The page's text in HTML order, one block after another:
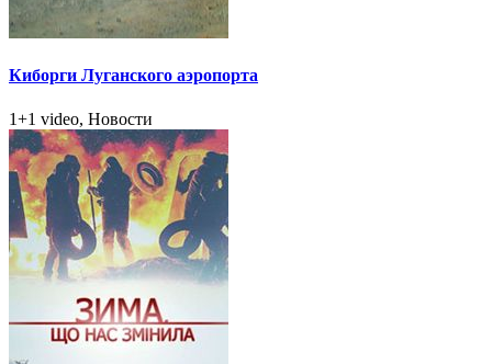
Киборги Луганского аэропорта
1+1 video, Новости